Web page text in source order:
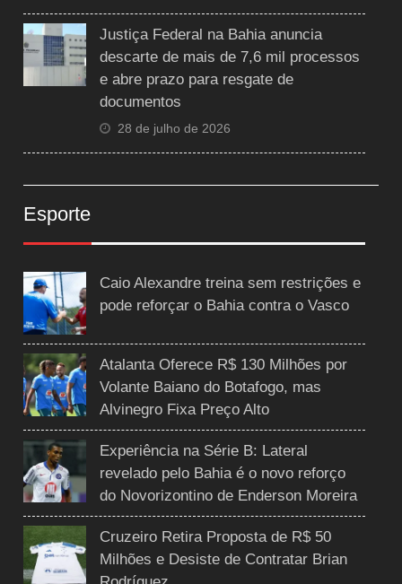
Justiça Federal na Bahia anuncia
descarte de mais de 7,6 mil processos
e abre prazo para resgate de
documentos
28 de julho de 2026
Esporte
Caio Alexandre treina sem restrições e
pode reforçar o Bahia contra o Vasco
Atalanta Oferece R$ 130 Milhões por
Volante Baiano do Botafogo, mas
Alvinegro Fixa Preço Alto
Experiência na Série B: Lateral
revelado pelo Bahia é o novo reforço
do Novorizontino de Enderson Moreira
Cruzeiro Retira Proposta de R$ 50
Milhões e Desiste de Contratar Brian